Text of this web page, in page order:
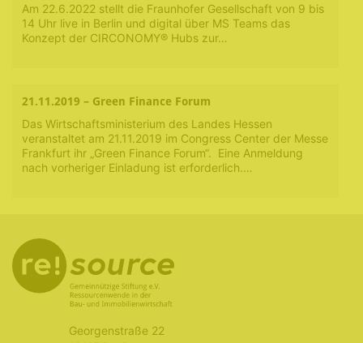
Am 22.6.2022 stellt die Fraunhofer Gesellschaft von 9 bis
14 Uhr live in Berlin und digital über MS Teams das
Konzept der CIRCONOMY® Hubs zur…
21.11.2019 – Green Finance Forum
Das Wirtschaftsministerium des Landes Hessen
veranstaltet am 21.11.2019 im Congress Center der Messe
Frankfurt ihr „Green Finance Forum“. Eine Anmeldung
nach vorheriger Einladung ist erforderlich.…
Georgenstraße 22